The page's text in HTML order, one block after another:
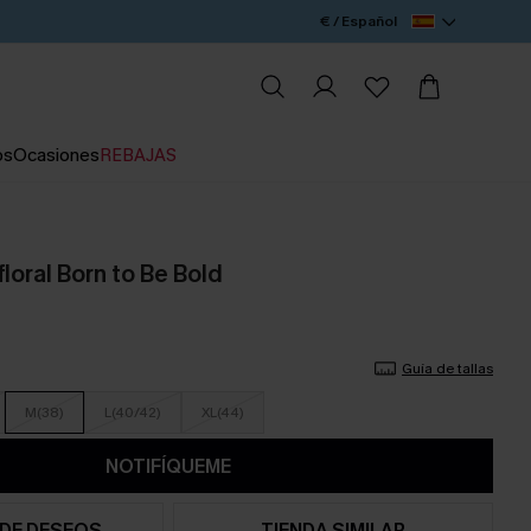
€ / Español
OcasionesREBAJAS
Born to Be Bold
Guía de tallas
M(38) L(40/42) XL(44)
NOTIFÍQUEME